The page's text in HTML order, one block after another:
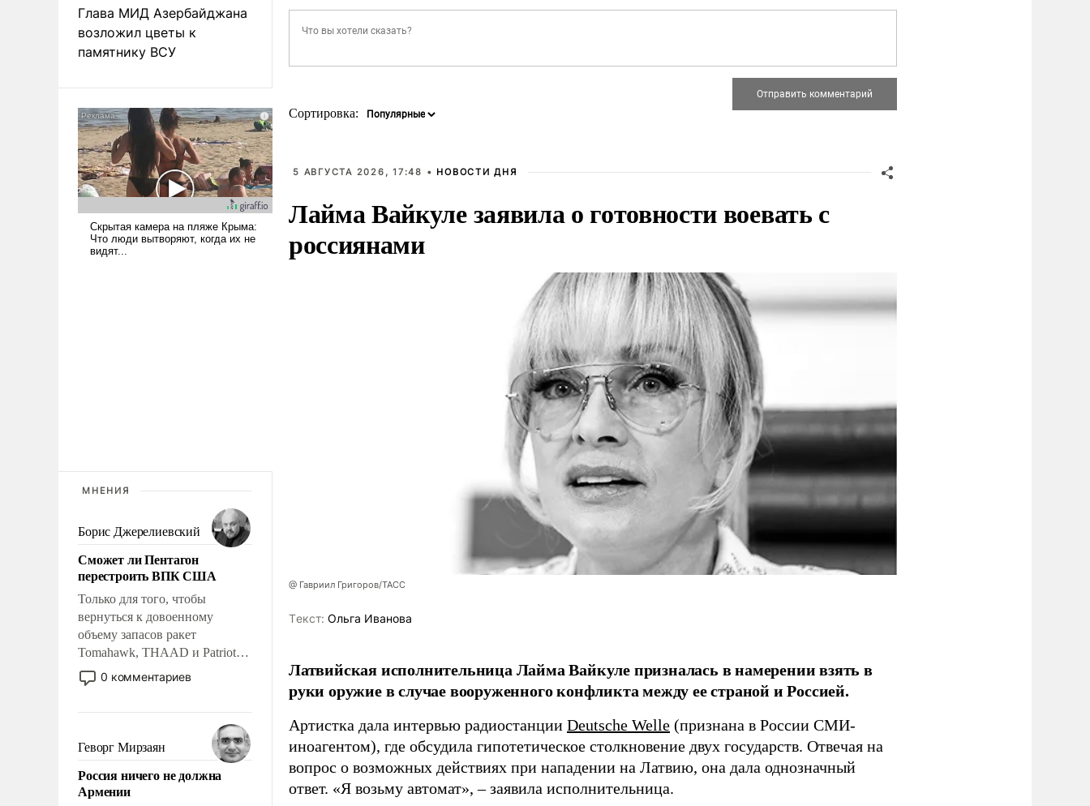
Глава МИД Азербайджана
возложил цветы к
памятнику ВСУ
МНЕНИЯ
Борис Джерелиевский
Сможет ли Пентагон
перестроить ВПК США
Только для того, чтобы
вернуться к довоенному
объему запасов ракет
Tomahawk, THAAD и Patriot
США потребуется более трех
лет. Даже небольшая война с
Сложившаяся ситуация
означает многолетний период
уязвимости США, например,
перед Китаем.
0 комментариев
Геворг Мирзаян
Россия ничего не должна
Армении
Сортировка:
5 АВГУСТА 2026, 17:48 • НОВОСТИ ДНЯ
Лайма Вайкуле заявила о готовности воевать с
россиянами
@ Гавриил Григоров/ТАСС
Tекст: Ольга Иванова
Латвийская исполнительница Лайма Вайкуле призналась в намерении взять в
руки оружие в случае вооруженного конфликта между ее страной и Россией.
Артистка дала интервью радиостанции Deutsche Welle (признана в России СМИ-
иноагентом), где обсудила гипотетическое столкновение двух государств. Отвечая на
вопрос о возможных действиях при нападении на Латвию, она дала однозначный
ответ. «Я возьму автомат», – заявила исполнительница.